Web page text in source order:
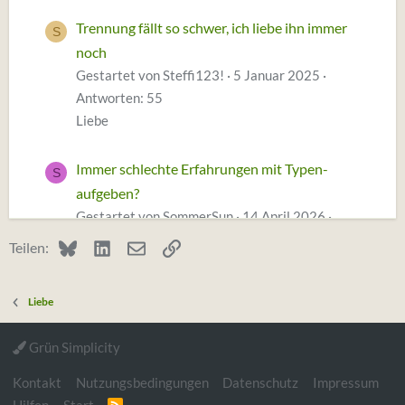
S
Trennung fällt so schwer, ich liebe ihn immer
noch
Gestartet von Steffi123!
5 Januar 2025
Antworten: 55
Liebe
S
Immer schlechte Erfahrungen mit Typen-
aufgeben?
Gestartet von SommerSun 14 April 2026
Antworten: 133
Liebe
2026
Liebe
Teilen: BlueskyLinkedInE-MailLink
Liebe
Grün Simplicity
Kontakt Nutzungsbedingungen Datenschutz
Impressum